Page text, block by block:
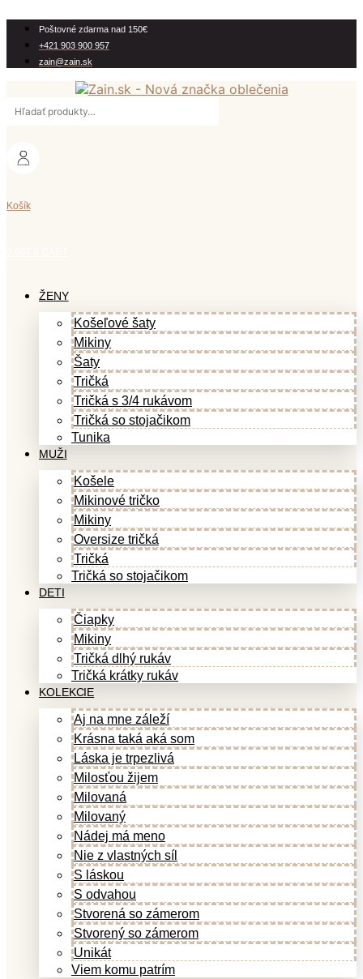
obsah
Poštovné zdarma nad 150€
+421 903 900 957
zain@zain.sk
Hľadať:
Košík
ŽENY
Košeľové šaty
Mikiny
Šaty
Tričká
Tričká s 3/4 rukávom
Tričká so stojačikom
Tunika
MUŽI
Košele
Mikinové tričko
Mikiny
Oversize tričká
Tričká
Tričká so stojačikom
DETI
Čiapky
Mikiny
Tričká dlhý rukáv
Tričká krátky rukáv
KOLEKCIE
Aj na mne záleží
Krásna taká aká som
Láska je trpezlivá
Milosťou žijem
Milovaná
Milovaný
Nádej má meno
Nie z vlastných síl
S láskou
S odvahou
Stvorená so zámerom
Stvorený so zámerom
Unikát
Viem komu patrím